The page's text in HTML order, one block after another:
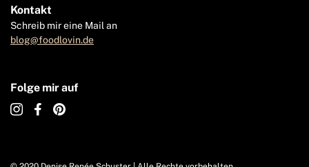
Kontakt
Schreib mir eine Mail an
blog@foodlovin.de
Folge mir auf